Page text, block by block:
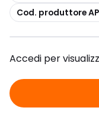
copia
Cod. produttore
Accedi per